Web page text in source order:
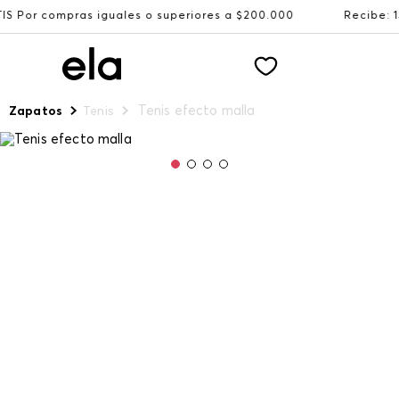
o superiores a $200.000 Recibe: 15%OFF
Zapatos Tenis Tenis efecto malla